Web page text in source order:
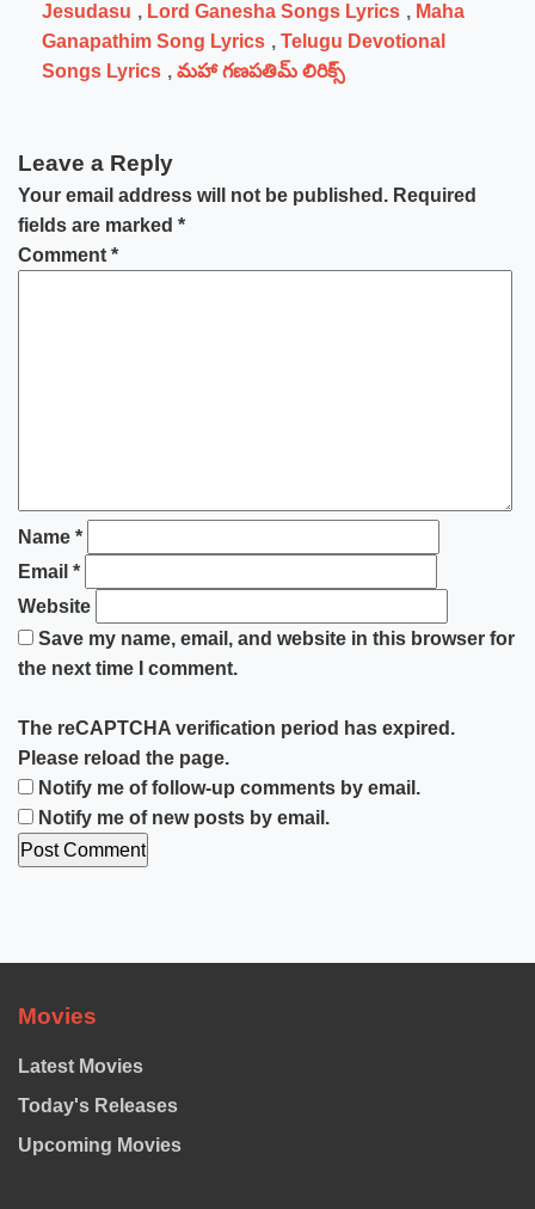
Jesudasu , Lord Ganesha Songs Lyrics , Maha
Ganapathim Song Lyrics , Telugu Devotional
Songs Lyrics , మహా గణపతిమ్ లిరిక్స్
Leave a Reply
Your email address will not be published. Required
fields are marked *
Comment *
Name *
Email *
Website
Save my name, email, and website in this browser for
the next time I comment.
The reCAPTCHA verification period has expired.
Please reload the page.
Notify me of follow-up comments by email.
Notify me of new posts by email.
Movies
Latest Movies
Today's Releases
Upcoming Movies